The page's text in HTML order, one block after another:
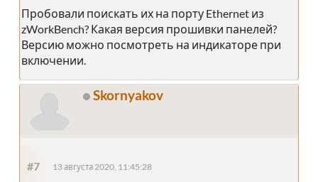
Пробовали поискать их на порту Ethernet из
zWorkBench? Какая версия прошивки панелей?
Версию можно посмотреть на индикаторе при
включении.
Skornyakov
#7 13 августа 2020, 11:45:28